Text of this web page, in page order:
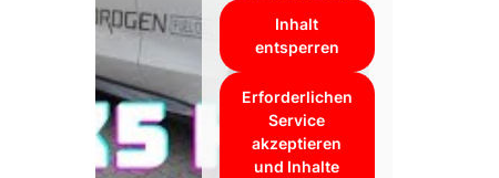
Inhalt
entsperren
Erforderlichen
Service
akzeptieren
und Inhalte